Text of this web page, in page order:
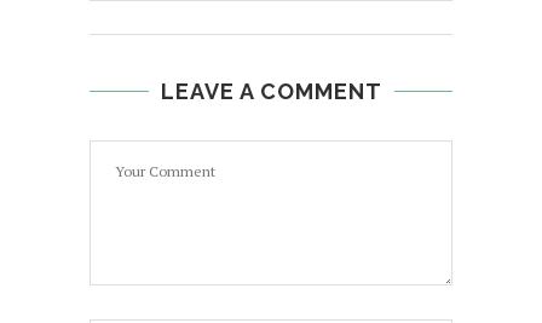
LEAVE A COMMENT